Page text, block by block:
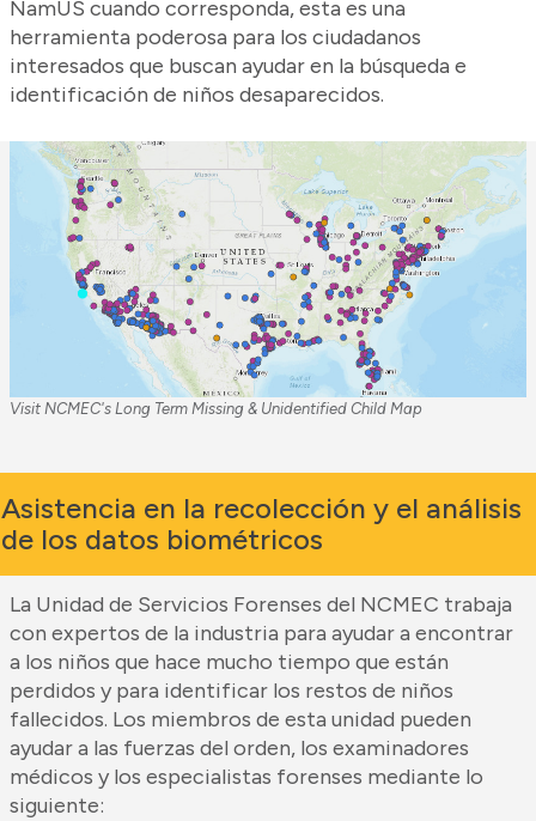
NamUS cuando corresponda, esta es una
herramienta poderosa para los ciudadanos
interesados que buscan ayudar en la búsqueda e
identificación de niños desaparecidos.
Visit NCMEC's Long Term Missing & Unidentified Child Map
Asistencia en la recolección y el análisis
de los datos biométricos
La Unidad de Servicios Forenses del NCMEC trabaja
con expertos de la industria para ayudar a encontrar
a los niños que hace mucho tiempo que están
perdidos y para identificar los restos de niños
fallecidos. Los miembros de esta unidad pueden
ayudar a las fuerzas del orden, los examinadores
médicos y los especialistas forenses mediante lo
siguiente: